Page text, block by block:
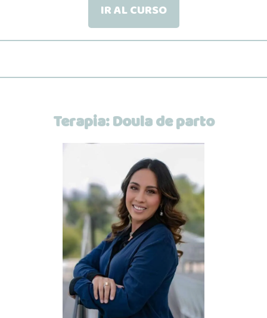
IR AL CURSO
Terapia:Doula de parto